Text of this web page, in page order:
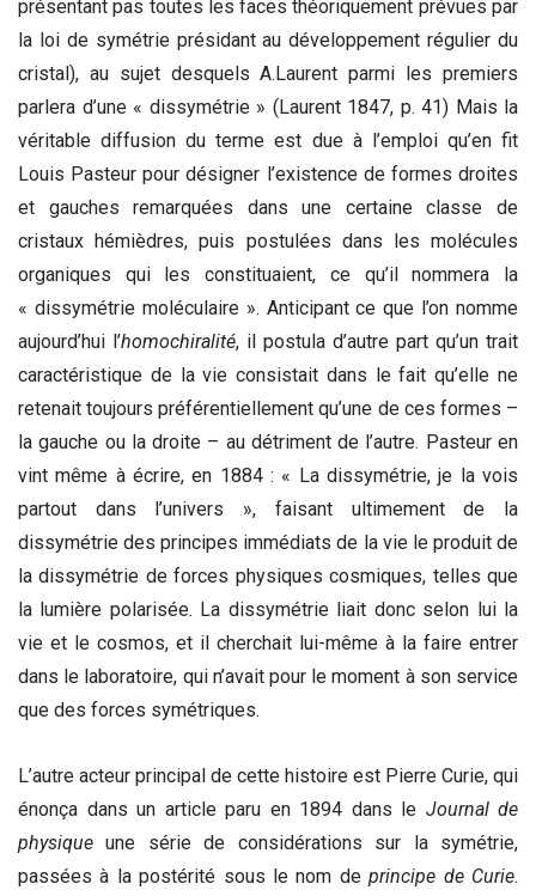
présentant pas toutes les faces théoriquement prévues par
la loi de symétrie présidant au développement régulier du
cristal), au sujet desquels A.Laurent parmi les premiers
parlera d’une « dissymétrie » (Laurent 1847, p. 41) Mais la
véritable diffusion du terme est due à l’emploi qu’en fit
Louis Pasteur pour désigner l’existence de formes droites
et gauches remarquées dans une certaine classe de
cristaux hémièdres, puis postulées dans les molécules
organiques qui les constituaient, ce qu’il nommera la
« dissymétrie moléculaire ». Anticipant ce que l’on nomme
aujourd’hui l’homochiralité, il postula d’autre part qu’un trait
caractéristique de la vie consistait dans le fait qu’elle ne
retenait toujours préférentiellement qu’une de ces formes –
la gauche ou la droite – au détriment de l’autre. Pasteur en
vint même à écrire, en 1884 : « La dissymétrie, je la vois
partout dans l’univers », faisant ultimement de la
dissymétrie des principes immédiats de la vie le produit de
la dissymétrie de forces physiques cosmiques, telles que
la lumière polarisée. La dissymétrie liait donc selon lui la
vie et le cosmos, et il cherchait lui-même à la faire entrer
dans le laboratoire, qui n’avait pour le moment à son service
que des forces symétriques.
L’autre acteur principal de cette histoire est Pierre Curie, qui
énonça dans un article paru en 1894 dans le Journal de
physique une série de considérations sur la symétrie,
passées à la postérité sous le nom deprincipe de Curie.